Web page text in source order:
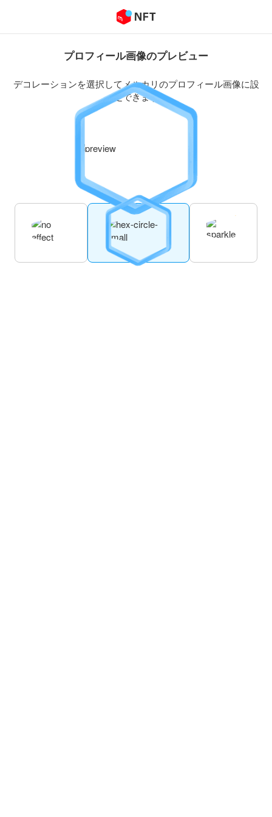
プロフィール画像のプレビュー
デコレーションを選択してメルカリのプロフィール画像に設
定できます